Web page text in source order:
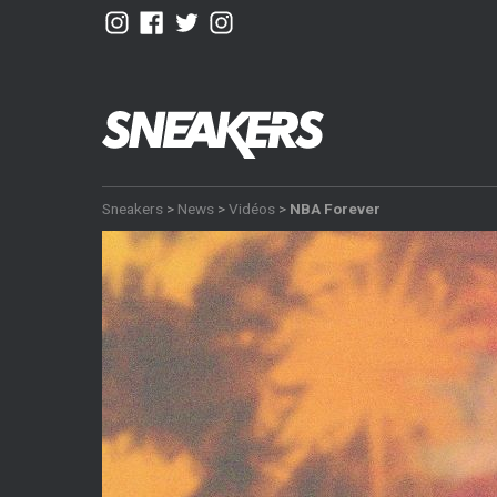
Sneakers > News >Vidéos > NBA Forever